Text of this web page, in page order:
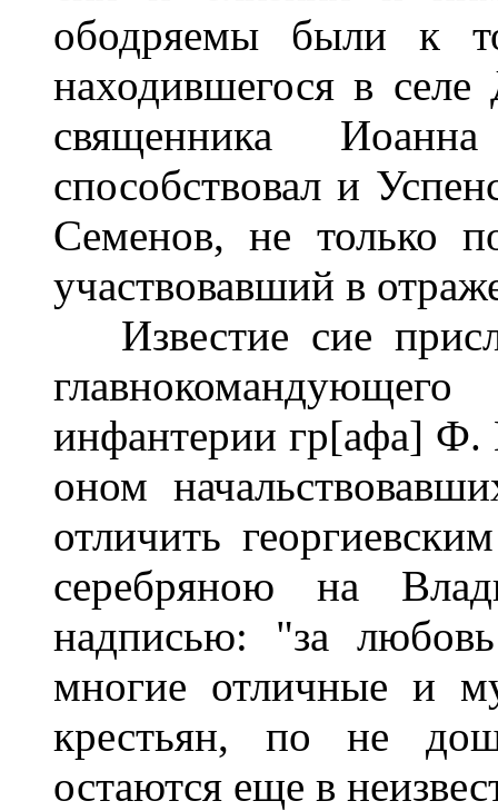
ободряемы были к
находившегося в селе
священника
способствовал и
Семенов, не только
участвовавший в
Известие сие
инфантерии гр[афа]
оном
отличить
серебряною на
надписью: "за
многие отличные и
крестьян, по не
остаются еще в